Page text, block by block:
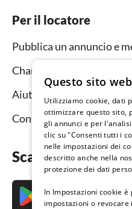
Per il locatore
Pubblica un annuncio e
Channel Manager
Aiuto per i locatori
Contatto
Scarica subito
Questo sito
Utilizziamo cookie, dati
ottimizzare questo sito,
gli annunci e per
clic su "Consenti tutti i
nelle impostazioni dei
descritto anche nella
protezione dei dati
In Impostazioni cookie
impostazioni o revocare